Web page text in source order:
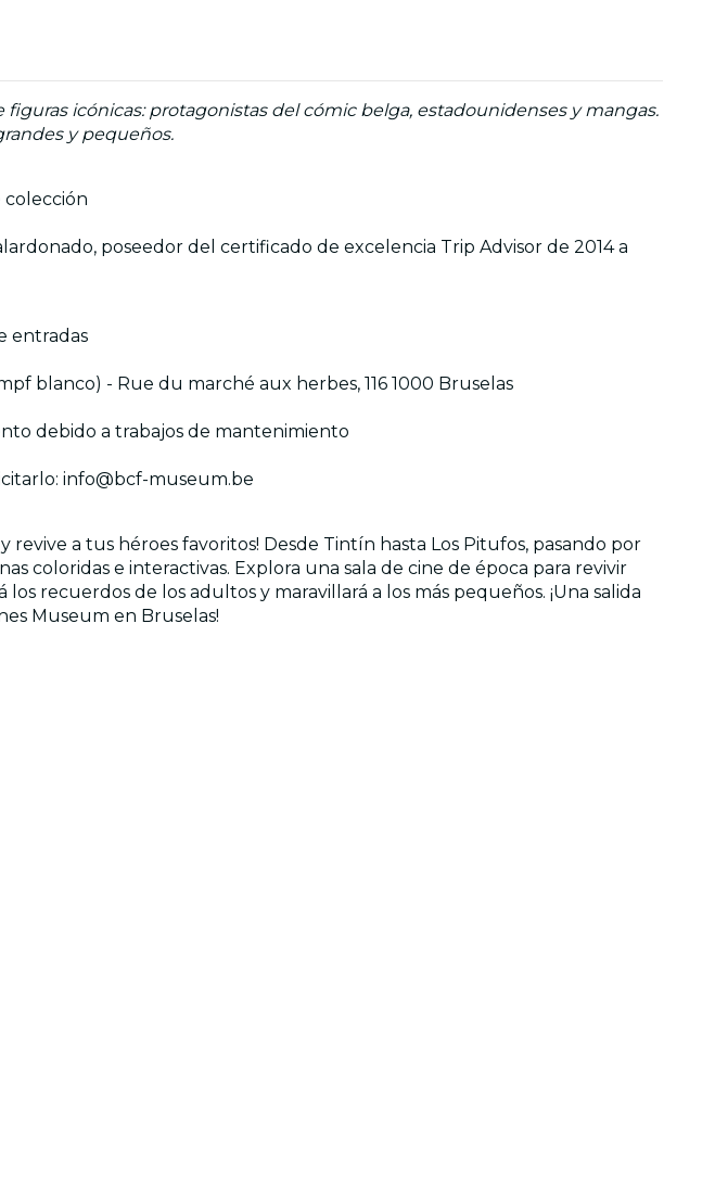
icónicas: protagonistas del cómic belga, estadounidenses y mangas.
y pequeños.
colección
poseedor del certificado de excelencia Trip Advisor de 2014 a
entradas
blanco) - Rue du marché aux herbes, 116 1000 Bruselas
debido a trabajos de mantenimiento
info@bcf-museum.be
a tus héroes favoritos! Desde Tintín hasta Los Pitufos, pasando por
coloridas e interactivas. Explora una sala de cine de época para revivir
recuerdos de los adultos y maravillará a los más pequeños. ¡Una salida
Museum en Bruselas!